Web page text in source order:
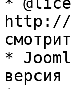
http://
*